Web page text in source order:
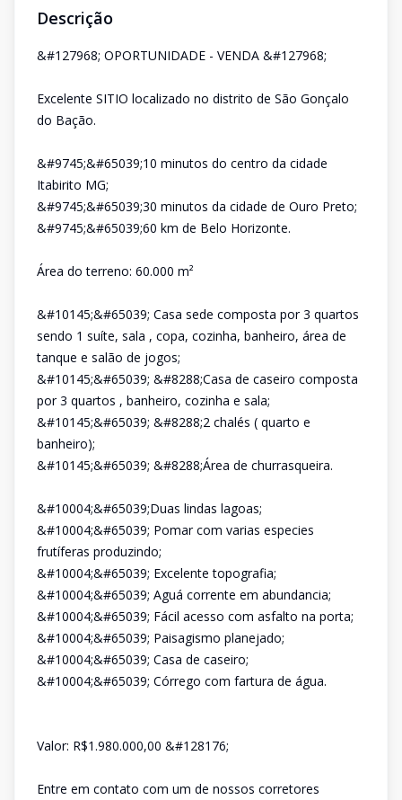
Descrição
&#127968; OPORTUNIDADE - VENDA &#127968;
Excelente SITIO localizado no distrito de São Gonçalo
do Bação.
&#9745;&#65039;10 minutos do centro da cidade
Itabirito MG;
&#9745;&#65039;30 minutos da cidade de Ouro Preto;
&#9745;&#65039;60 km de Belo Horizonte.
Área do terreno: 60.000 m²
&#10145;&#65039; Casa sede composta por 3 quartos
sendo 1 suíte, sala , copa, cozinha, banheiro, área de
tanque e salão de jogos;
&#10145;&#65039; &#8288;Casa de caseiro composta
por 3 quartos , banheiro, cozinha e sala;
&#10145;&#65039; &#8288;2 chalés ( quarto e
banheiro);
&#10145;&#65039; &#8288;Área de churrasqueira.
&#10004;&#65039;Duas lindas lagoas;
&#10004;&#65039; Pomar com varias especies
frutíferas produzindo;
&#10004;&#65039; Excelente topografia;
&#10004;&#65039; Aguá corrente em abundancia;
&#10004;&#65039; Fácil acesso com asfalto na porta;
&#10004;&#65039; Paisagismo planejado;
&#10004;&#65039; Casa de caseiro;
&#10004;&#65039; Córrego com fartura de água.
Valor: R$1.980.000,00 &#128176;
Entre em contato com um de nossos corretores